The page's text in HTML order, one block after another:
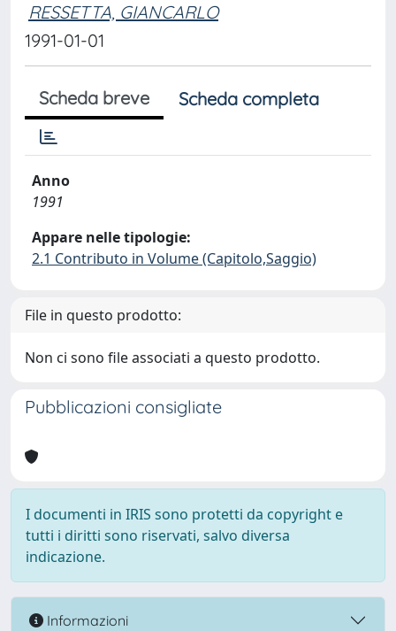
RESSETTA, GIANCARLO
1991-01-01
Scheda breve Scheda completa
Anno
1991
Appare nelle tipologie:
2.1 Contributo in Volume (Capitolo,Saggio)
File in questo prodotto:
Non ci sono file associati a questo prodotto.
Pubblicazioni consigliate
I documenti in IRIS sono protetti da copyright e
tutti i diritti sono riservati, salvo diversa
indicazione.
Informazioni